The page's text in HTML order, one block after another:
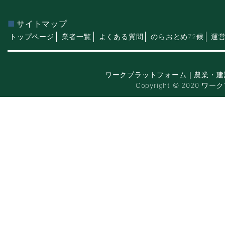
サイトマップ
トップページ 業者一覧 よくある質問 のらおとめ72候 運
ワークプラットフォーム｜農業・
Copyright © 2020 ワーク